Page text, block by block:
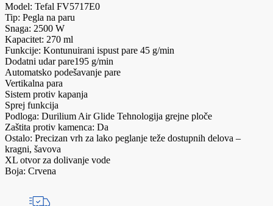
Model: Tefal FV5717E0
Tip: Pegla na paru
Snaga: 2500 W
Kapacitet: 270 ml
Funkcije: Kontunuirani ispust pare 45 g/min
Dodatni udar pare195 g/min
Automatsko podešavanje pare
Vertikalna para
Sistem protiv kapanja
Sprej funkcija
Podloga: Durilium Air Glide Tehnologija grejne ploče
Zaštita protiv kamenca: Da
Ostalo: Precizan vrh za lako peglanje teže dostupnih delova –
kragni, šavova
XL otvor za dolivanje vode
Boja: Crvena